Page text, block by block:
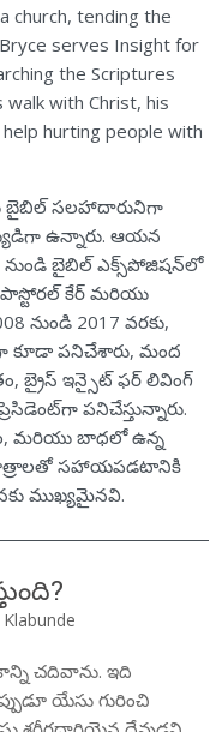
church, tending the
serves Insight for
the Scriptures
with Christ, his
hurting people with
బైబిల్ సలహాదారునిగా
ఉన్నారు. ఆయన
బైబిల్ ఎక్స్‌పోజిషన్‌లో
పాస్టోరల్ కేర్‌ మరియు
నుండి 2017 వరకు,
కూడా పనిచేశారు, మంద
బ్రైస్ ఇన్సైట్ ఫర్ లివింగ్
పనిచేస్తున్నారు.
మరియు బాధలో ఉన్న
సూత్రాలతో సహాయపడటానికి
ముఖ్యమైనవి.
చదివాను. ఇది
యేసు గురించి